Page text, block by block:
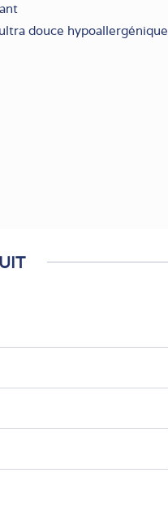
douce hypoallergénique